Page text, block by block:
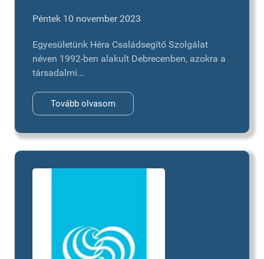
Péntek 10 november 2023
Egyesületünk Héra Családsegítő Szolgálat
néven 1992-ben alakult Debrecenben, azokra a
társadalmi...
Tovább olvasom